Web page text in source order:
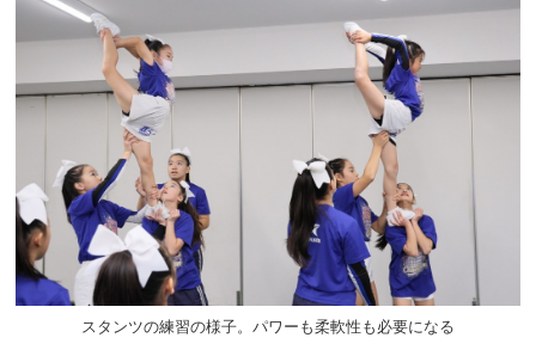
スタンツの練習の様子。パワーも柔軟性も必要になる